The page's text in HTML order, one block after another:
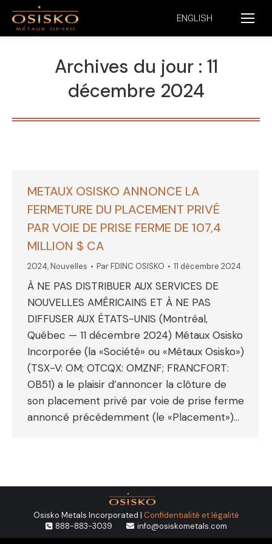
ENGLISH
Archives du jour : 11
décembre 2024
METAUX OSISKO ANNONCE LA
FERMETURE DU PLACEMENT PRIVÉ
PAR VOIE DE PRISE FERME DE 107,4
MILLION $ CA
2024,Nouvelles ParFDINC OSISKO 11 décembre 2024
À NE PAS DISTRIBUER AUX SERVICES DE
NOUVELLES AMÉRICAINS ET À NE PAS
DIFFUSER AUX ÉTATS-UNIS (Montréal,
Québec — 11 décembre 2024) Métaux Osisko
Incorporée (la «Société» ou «Métaux Osisko»)
(TSX-V: OM; OTCQX: OMZNF; FRANCFORT:
OB51) a le plaisir d’annoncer la clôture de
son placement privé par voie de prise ferme
annoncé précédemment (le «Placement»)…
Osisko Metals Incorporated | Confidentialité et légalité
888-883-3039
info@osiskometals.com